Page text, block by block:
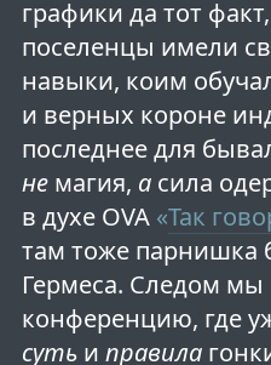
графики да тот
поселенцы имели
навыки, коим
и верных короне
последнее для
немагия, асила
в духе OVA «Так
там тоже парнишка
Гермеса. Следом мы
конференцию, где
сутьи правила